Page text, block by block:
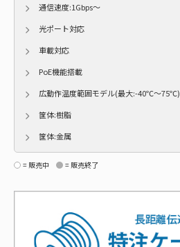
通信速度:1Gbps～
光ポート対応
車載対応
PoE機能搭載
広動作温度範囲モデル(最大:-40℃～75℃)
筐体:樹脂
筐体:金属
= 販売中 = 販売終了